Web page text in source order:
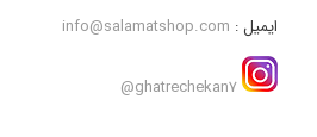
ایمیل : info@salamatshop.com
ghatrechekan7@